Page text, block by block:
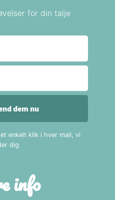
info
for din talje
dem nu
enkelt klik i hver mail, vi
dig